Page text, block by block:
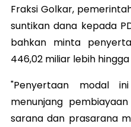
Fraksi Golkar,
suntikan dana kepada
bahkan minta
446,02 miliar lebih
"Penyertaan modal
menunjang
sarana dan prasarana